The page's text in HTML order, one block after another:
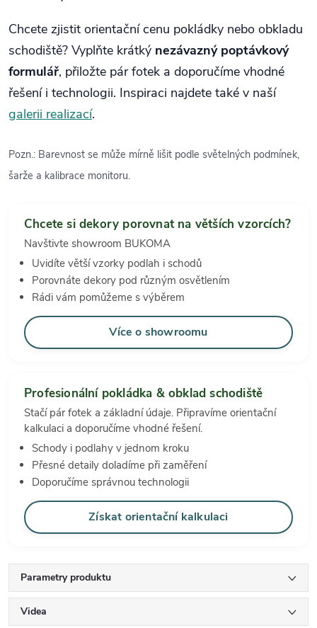
Chcete zjistit orientační cenu pokládky nebo obkladu
schodiště? Vyplňte krátký nezávazný poptávkový
formulář, přiložte pár fotek a doporučíme vhodné
řešení i technologii. Inspiraci najdete také v naší
galerii realizací.
Pozn.: Barevnost se může mírně lišit podle světelných podmínek,
šarže a kalibrace monitoru.
Chcete si dekory porovnat na větších vzorcích?
Navštivte showroom BUKOMA
Uvidíte větší vzorky podlah i schodů
Porovnáte dekory pod různým osvětlením
Rádi vám pomůžeme s výběrem
Více o showroomu
Profesionální pokládka & obklad schodiště
Stačí pár fotek a základní údaje. Připravíme orientační
kalkulaci a doporučíme vhodné řešení.
Schody i podlahy v jednom kroku
Přesné detaily doladíme při zaměření
Doporučíme správnou technologii
Získat orientační kalkulaci
Parametry produktu
Videa